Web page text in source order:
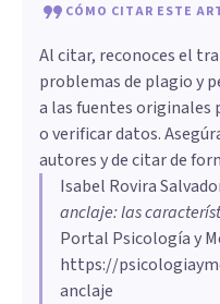
CÓMO CITAR ESTE
Al citar, reconoces el
problemas de plagio y
a las fuentes
o verificar datos.
autores y de citar de
Isabel Rovira
anclaje: las
Portal Psicología y
https://
anclaje